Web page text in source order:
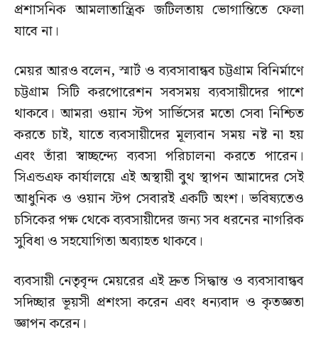
প্রশাসনিক আমলাতান্ত্রিক জটিলতায় ভোগান্তিতে ফেলা
যাবে না।
মেয়র আরও বলেন, স্মার্ট ও ব্যবসাবান্ধব চট্টগ্রাম বিনির্মাণে
চট্টগ্রাম সিটি করপোরেশন সবসময় ব্যবসায়ীদের পাশে
থাকবে। আমরা ওয়ান স্টপ সার্ভিসের মতো সেবা নিশ্চিত
করতে চাই, যাতে ব্যবসায়ীদের মূল্যবান সময় নষ্ট না হয়
এবং তাঁরা স্বাচ্ছন্দ্যে ব্যবসা পরিচালনা করতে পারেন।
সিএন্ডএফ কার্যালয়ে এই অস্থায়ী বুথ স্থাপন আমাদের সেই
আধুনিক ও ওয়ান স্টপ সেবারই একটি অংশ। ভবিষ্যতেও
চসিকের পক্ষ থেকে ব্যবসায়ীদের জন্য সব ধরনের নাগরিক
সুবিধা ও সহযোগিতা অব্যাহত থাকবে।
ব্যবসায়ী নেতৃবৃন্দ মেয়রের এই দ্রুত সিদ্ধান্ত ও ব্যবসাবান্ধব
সদিচ্ছার ভূয়সী প্রশংসা করেন এবং ধন্যবাদ ও কৃতজ্ঞতা
জ্ঞাপন করেন।